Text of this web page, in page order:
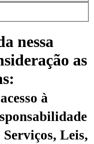
nessa
as
à
Leis,